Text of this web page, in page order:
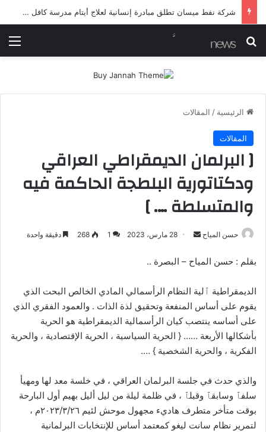
شرطة ميسان تلقي القبض على مطلقي العيارات النارية أثناء تشييع جنائزي في العمارة
بحث عن
الرئيسية / المقالات
المقالات
[ البرلمان الديمقراطي العراقي
ودكتاتورية البلطجة الحاكمة فيه
والمتسلطة …. ]
حسن المياح
أرسل
إلكترونيا
28 مارس، 2023 1
268 دقيقة واحدة
بقلم : حسن المياح – البصرة ..
الديمقراطية ٱلية النظام الرأسمالي المادي الخالص البحت الذي
يقوم على أساس المنفعة وتحقيق لذة الذات . والعمود الفقري الذي
على أساسه ينتصب كيان الرأسمالية الديمقراطية هو الحرية
بأشكالها الأربعة …… { الحرية السياسية ، الحرية الإقتصادية ، والحرية
الفكرية ، والحرية الشخصية } ….
والذي حدث في جلسة البرلمان العراقي ، في خلسة معد لها ومهيأ
سلفٱ وسابقٱ وقبلٱ ، في ظلمة ليلة من ليل أليل بهيم أول البارحة
بوقت متأخر متطرف هاديء مجهول موحش لئيم ٢٠٢٣/٣/٢٦م ،
لتمرير نظام سانت ليغو كمعتمد أساس للإنتخابات البرلمانية